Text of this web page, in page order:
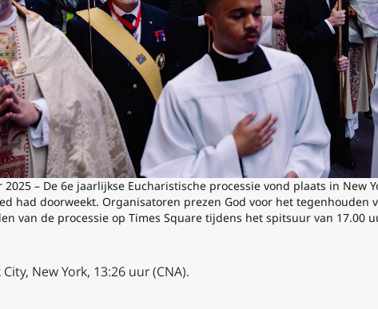
2025 – De 6e jaarlijkse Eucharistische processie vond plaats in New
had doorweekt. Organisatoren prezen God voor het
van de processie op Times Square tijdens het spitsuur van 17.00
City, New York, 13:26 uur (CNA).